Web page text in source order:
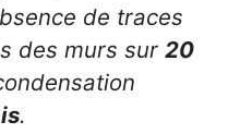
de traces
des murs sur 20
.